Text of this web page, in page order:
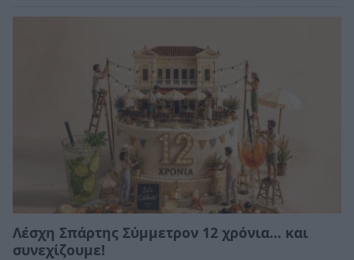
Λέσχη Σπάρτης Σύμμετρον 12 χρόνια... και
συνεχίζουμε!